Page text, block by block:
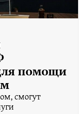
помощи
смогут